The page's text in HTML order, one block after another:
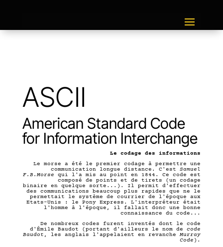
ASCII
American Standard Code
for Information Interchange
Le codage des informations
Le morse a été le premier codage à permettre une
communication longue distance. C'est
Samuel
F.B.Morse
qui l'a mis au point en 1844. Ce code est
composé de points et de tirets (un codage
binaire
en quelque sorte...). Il permit d'effectuer
des communications beaucoup plus rapides que ne le
permettait le système de courrier de l'époque aux
Etats-Unis : le Pony Express. L'interpréteur était
l'homme à l'époque, il fallait donc une bonne
connaissance du code...
De nombreux codes furent inventés dont le code
d'Émile Baudot (portant d'ailleurs le nom de
code
Baudot , les anglais l'appelaient en revanche
Murray
Code ).